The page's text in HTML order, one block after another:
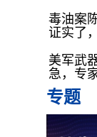
毒油案
证实了
美军武
急，专
专题